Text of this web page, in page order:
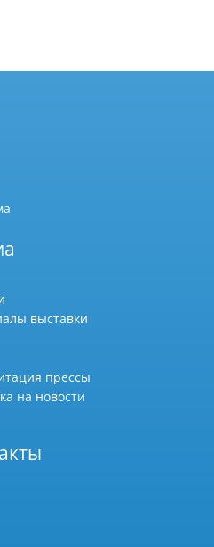
выставки
прессы
на новости